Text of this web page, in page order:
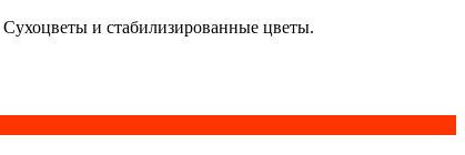
и стабилизированные цветы.